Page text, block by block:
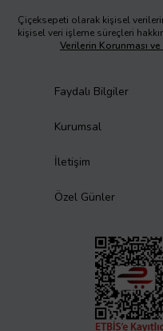
Çiçeksepeti olarak kişisel
kişisel veri işleme süreçleri
Verilerin Korunması
Faydalı Bilgiler
Kurumsal
İletişim
Özel Günler